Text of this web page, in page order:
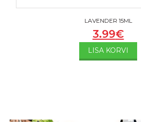
LAVENDER 15ML
3.99€
LISA KORVI